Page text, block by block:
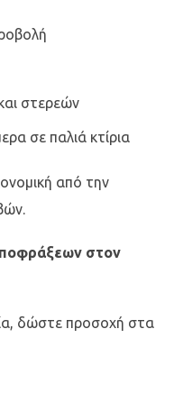
στερεών
σε παλιά κτίρια
από την
στον
δώστε προσοχή στα